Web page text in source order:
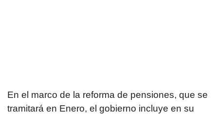
En el marco de la reforma de pensiones, que se
tramitará en Enero, el gobierno incluye en su